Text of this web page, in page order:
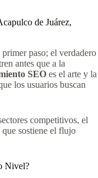
de Juárez,
paso; el verdadero
antes que a la
SEO es el arte y la
los usuarios buscan
competitivos, el
sostiene el flujo
Nivel?